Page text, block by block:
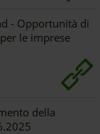
- Opportunità di
le imprese
della